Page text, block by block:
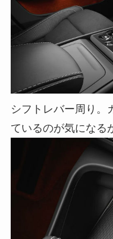
シフトレバー周り。
ているのが気になる